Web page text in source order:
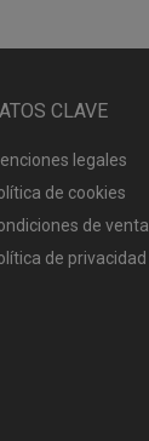
CLAVE
legales
de cookies
de venta
de privacidad